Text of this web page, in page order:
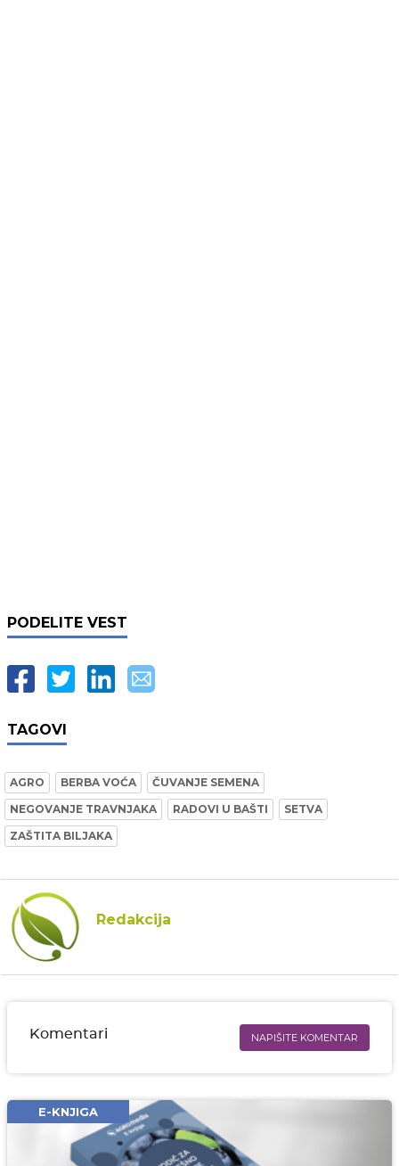
PODELITE VEST
TAGOVI
AGRO BERBA VOĆA
ČUVANJE SEMENA
NEGOVANJE TRAVNJAKA
RADOVI U BAŠTI
SETVA
ZAŠTITA BILJAKA
Redakcija
Komentari NAPIŠITE KOMENTAR
Email* obavezno
Komentar* obavezno
E-KNJIGA